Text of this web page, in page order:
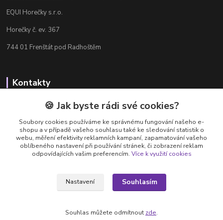
EQUI Horečky s.r.o.
Horečky č. ev. 367
744 01 Frenštát pod Radhoštěm
Kontakty
Radka Chamrádová
+420 737 484 708
Výdejna e-shopu: Po-Ne, 8-20 hod.
info@equi-horecky.cz
Frenštát pod Radhoštěm, C 93460 vedená u Krajského soudu v Ostravě
🍪 Jak byste rádi své cookies?
Soubory cookies používáme ke správnému fungování našeho e-
shopu a v případě vašeho souhlasu také ke sledování statistik o
webu, měření efektivity reklamních kampaní, zapamatování vašeho
oblíbeného nastavení při používání stránek, či zobrazení reklam
odpovídajících vašim preferencím. Více k využití cookies
Nastavení Souhlasím
Souhlas můžete odmítnout zde.